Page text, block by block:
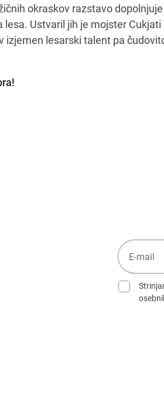
okraskov razstavo
Ustvaril jih je mojster
izjemen lesarski talent pa